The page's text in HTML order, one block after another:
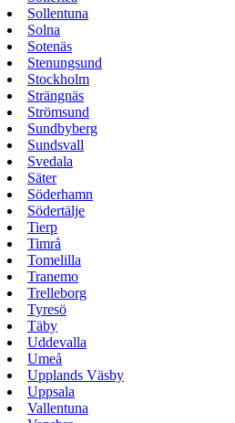
Sollentuna
Solna
Sotenäs
Stenungsund
Stockholm
Strängnäs
Strömsund
Sundbyberg
Sundsvall
Svedala
Säter
Söderhamn
Södertälje
Tierp
Timrå
Tomelilla
Tranemo
Trelleborg
Tyresö
Täby
Uddevalla
Umeå
Upplands Väsby
Uppsala
Vallentuna